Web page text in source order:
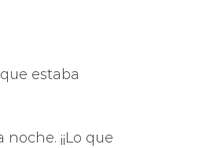
estaba
¡¡Lo que